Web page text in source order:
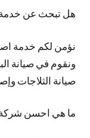
هل تبحث عن خدمة
نؤمن لكم خدمة
ونقوم في صيانة
صيانة الثلاجات
ما هي احسن شركة